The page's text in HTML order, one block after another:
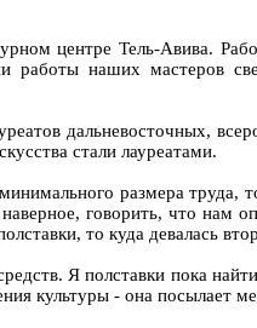
центре Тель-Авива.
наших мастеров
дальневосточных,
стали лауреатами.
размера труда,
говорить, что нам
то куда девалась
Я полставки пока
культуры - она посылает